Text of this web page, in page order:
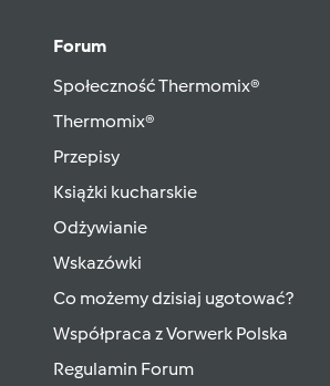
Forum
Społeczność Thermomix®
Thermomix®
Przepisy
Książki kucharskie
Odżywianie
Wskazówki
Co możemy dzisiaj ugotować?
Współpraca z Vorwerk Polska
Regulamin Forum